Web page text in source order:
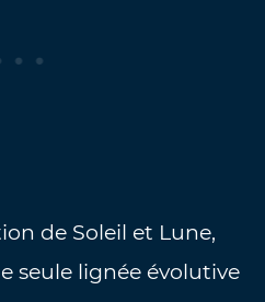
de Soleil et Lune,
seule lignée évolutive